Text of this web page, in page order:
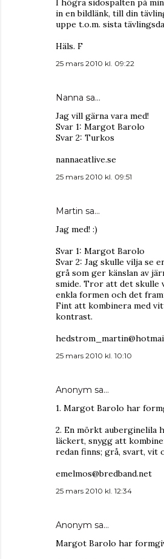
I högra sidospalten på
in en bildlänk, till din
uppe t.o.m. sista
Häls. F
25 mars 2010 kl. 09:22
Nanna sa…
Jag vill gärna vara med!
Svar 1: Margot Barolo
Svar 2: Turkos
nannaeatlive.se
25 mars 2010 kl. 09:51
Martin sa…
Jag med! :)
Svar 1: Margot Barolo
Svar 2: Jag skulle vilja se
grå som ger känslan av
smide. Tror att det skulle
enkla formen och det
Fint att kombinera med
kontrast.
25 mars 2010 kl. 10:10
Anonym sa…
1. Margot Barolo har
2. En mörkt auberginelila
läckert, snygg att
redan finns; grå, svart, vit
emelmos@bredband.net
25 mars 2010 kl. 12:34
Anonym sa…
Margot Barolo har